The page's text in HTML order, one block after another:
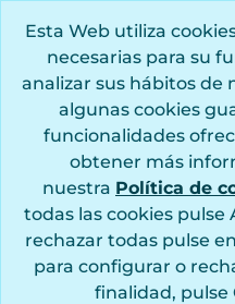
Esta Web utiliza
necesarias para su
analizar sus hábitos de
algunas cookies
funcionalidades
obtener más
nuestra Política de
todas las cookies pulse
rechazar todas pulse
para configurar o
finalidad, pulse